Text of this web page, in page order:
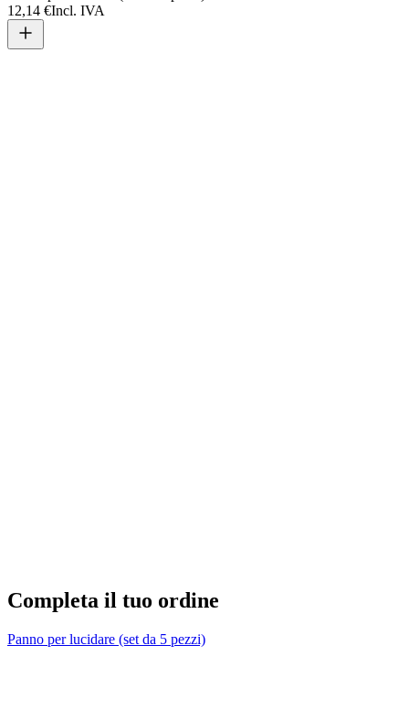
12,14 €Incl. IVA
Completa il tuo ordine
Panno per lucidare (set da 5 pezzi)